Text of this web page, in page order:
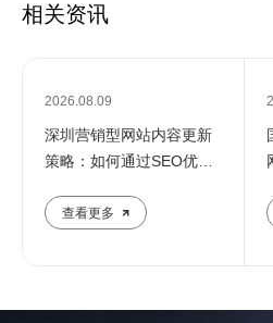
相关资讯
2026.08.09
深圳营销型网站内容更新
策略：如何通过SEO优化
查看更多